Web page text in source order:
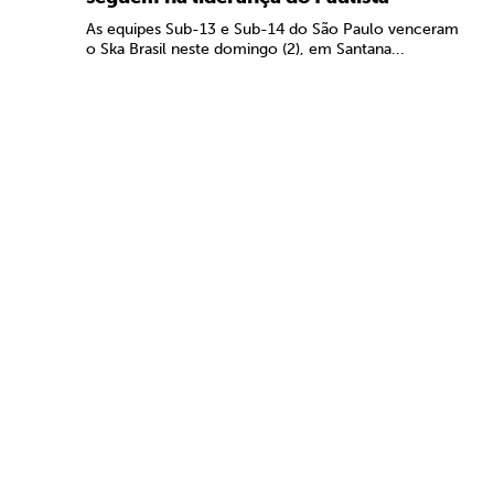
As equipes Sub-13 e Sub-14 do São Paulo venceram
o Ska Brasil neste domingo (2), em Santana...